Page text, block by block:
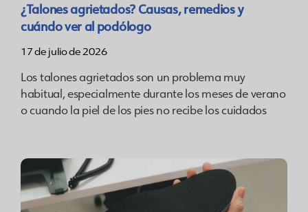
¿Talones agrietados? Causas, remedios y
cuándo ver al podólogo
17 de julio de 2026
Los talones agrietados son un problema muy
habitual, especialmente durante los meses de verano
o cuando la piel de los pies no recibe los cuidados